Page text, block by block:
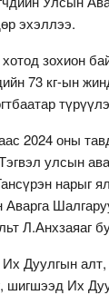
эхэллээ.
зохион
73 кг-ын
2024 оны
улсын
нарыг
Аварга
Л.Анхзаяаг
Дуулгын
шигшээд Их